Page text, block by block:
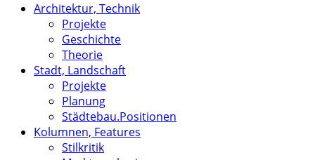
Architektur, Technik
Projekte
Geschichte
Theorie
Stadt, Landschaft
Projekte
Planung
Städtebau.Positionen
Kolumnen, Features
Stilkritik